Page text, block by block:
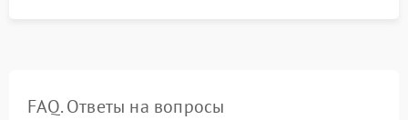
FAQ. Ответы на вопросы